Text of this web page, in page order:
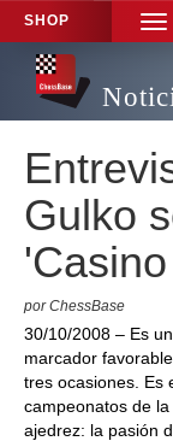
SHOP
Gulko
por ChessBase
30/10/2008 – Es
marcador
tres ocasiones. Es
campeonatos de
ajedrez: la pasión